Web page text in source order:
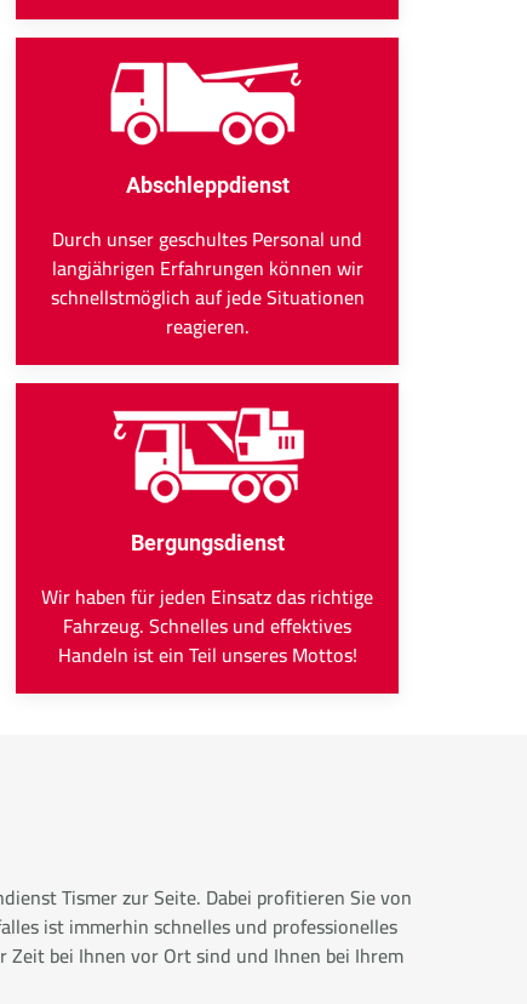
Abschleppdienst
Durch unser geschultes Personal und
langjährigen Erfahrungen können wir
schnellstmöglich auf jede Situationen
reagieren.
Bergungsdienst
Wir haben für jeden Einsatz das richtige
Fahrzeug. Schnelles und effektives
Handeln ist ein Teil unseres Mottos!
Tismer zur Seite. Dabei profitieren Sie von
ist immerhin schnelles und professionelles
Zeit bei Ihnen vor Ort sind und Ihnen bei Ihrem